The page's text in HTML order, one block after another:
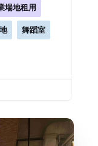
場地租用
舞蹈室